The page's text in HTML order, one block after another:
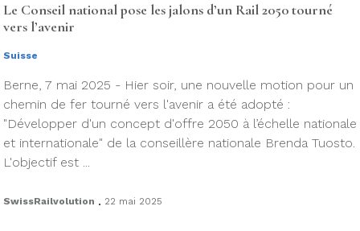
Le Conseil national pose les jalons d’un Rail 2050 tourné
vers l’avenir
Suisse
Berne, 7 mai 2025 - Hier soir, une nouvelle motion pour un
chemin de fer tourné vers l'avenir a été adopté :
"Développer d'un concept d'offre 2050 à l’échelle nationale
et internationale" de la conseillère nationale Brenda Tuosto.
L'objectif est ...
SwissRailvolution . 22 mai 2025